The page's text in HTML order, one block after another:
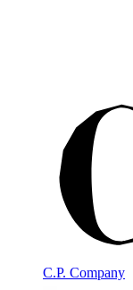
C.P. Company